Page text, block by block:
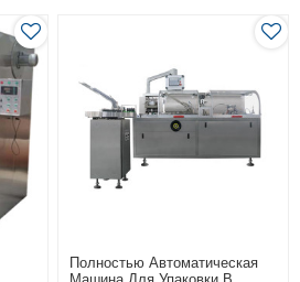
Полностью Автоматическая